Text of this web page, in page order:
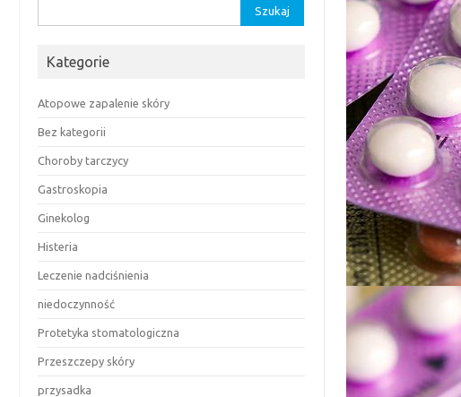
Kategorie
Atopowe zapalenie skóry
Bez kategorii
Choroby tarczycy
Gastroskopia
Ginekolog
Histeria
Leczenie nadciśnienia
niedoczynność
Protetyka stomatologiczna
Przeszczepy skóry
przysadka